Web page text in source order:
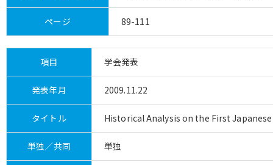
ページ 89-111
項目 学会発表
発表年月 2009.11.22
タイトル Historical Analysis on the First
単独／共同 単独